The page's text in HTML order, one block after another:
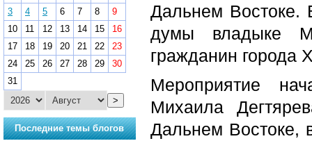
Дальнем Востоке.
думы владыке
гражданин города
Мероприятие
Михаила
Дальнем Востоке,
3
4 5 6 7 8
9
10
11 12 13 14 15
16
17
18 19 20 21 22
23
24
25 26 27 28 29
30
31
>
Последние темы блогов